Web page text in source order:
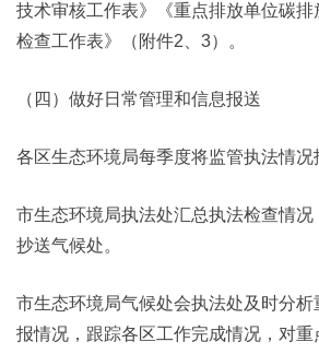
技术审核工作表》《重点排放单位碳
检查工作表》（附件2、3）。
（四）做好日常管理和信息报送
各区生态环境局每季度将监管执法情况
市生态环境局执法处汇总执法检查情
抄送气候处。
市生态环境局气候处会执法处及时分
报情况，跟踪各区工作完成情况，对重